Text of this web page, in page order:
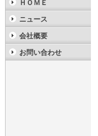
ＨＯＭＥ
ニュース
会社概要
お問い合わせ